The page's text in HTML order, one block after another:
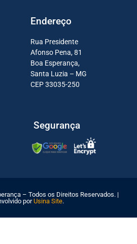
Endereço
Rua Presidente
Afonso Pena, 81
Boa Esperança,
Santa Luzia – MG
CEP 33035-250
Segurança
– Todos os Direitos Reservados. |
porUsina Site.